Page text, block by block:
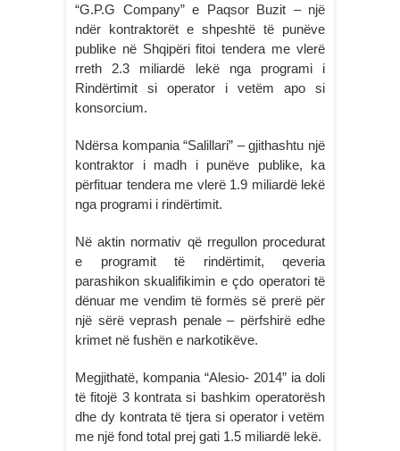
“G.P.G Company” e Paqsor Buzit – një
ndër kontraktorët e shpeshtë të punëve
publike në Shqipëri fitoi tendera me vlerë
rreth 2.3 miliardë lekë nga programi i
Rindërtimit si operator i vetëm apo si
konsorcium.
Ndërsa kompania “Salillari” – gjithashtu një
kontraktor i madh i punëve publike, ka
përfituar tendera me vlerë 1.9 miliardë lekë
nga programi i rindërtimit.
Në aktin normativ që rregullon procedurat
e programit të rindërtimit, qeveria
parashikon skualifikimin e çdo operatori të
dënuar me vendim të formës së prerë për
një sërë veprash penale – përfshirë edhe
krimet në fushën e narkotikëve.
Megjithatë, kompania “Alesio- 2014” ia doli
të fitojë 3 kontrata si bashkim operatorësh
dhe dy kontrata të tjera si operator i vetëm
me një fond total prej gati 1.5 miliardë lekë.